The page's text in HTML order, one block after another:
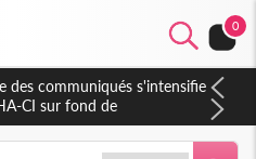
0
Thiam plaide pour un
apaisé